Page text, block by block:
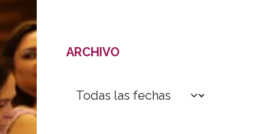
ARCHIVO